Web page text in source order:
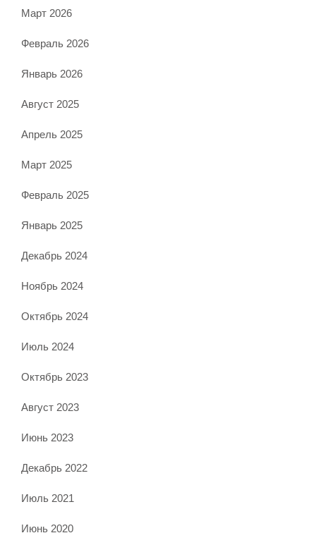
Март 2026
Февраль 2026
Январь 2026
Август 2025
Апрель 2025
Март 2025
Февраль 2025
Январь 2025
Декабрь 2024
Ноябрь 2024
Октябрь 2024
Июль 2024
Октябрь 2023
Август 2023
Июнь 2023
Декабрь 2022
Июль 2021
Июнь 2020